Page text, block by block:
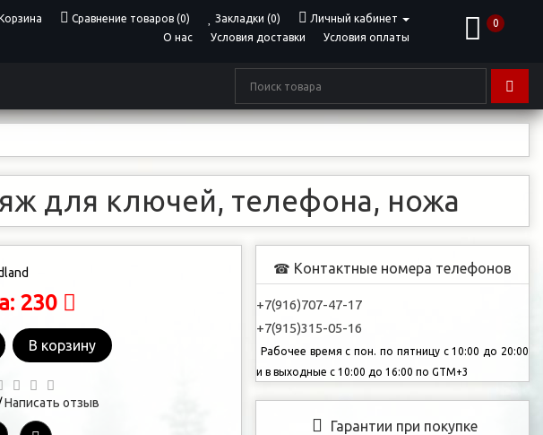
Личный кабинет
Закладки (0)
Сравнение товаров (0)
Условия оплаты
Условия доставки
О нас
0
для ключей, телефона, ножа
230
В корзину
Написать отзыв
☎ Контактные номера телефонов
+7(916)707-47-17
+7(915)315-05-16
Рабочее время с пон. по пятницу с 10:00 до 20:00
и в выходные с 10:00 до 16:00 по GTM+3
Гарантии при покупке